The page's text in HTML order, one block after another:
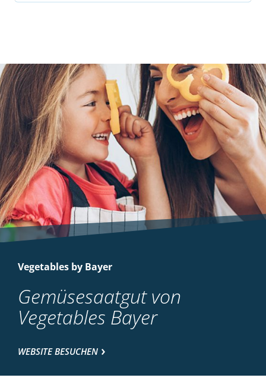
Vegetables by Bayer
Gemüsesaatgut von
Vegetables Bayer
WEBSITE BESUCHEN